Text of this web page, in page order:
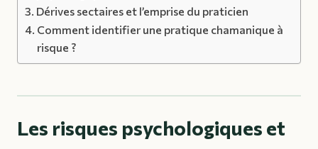
Dérives sectaires et l’emprise du praticien
Comment identifier une pratique chamanique à
risque ?
Les risques psychologiques et